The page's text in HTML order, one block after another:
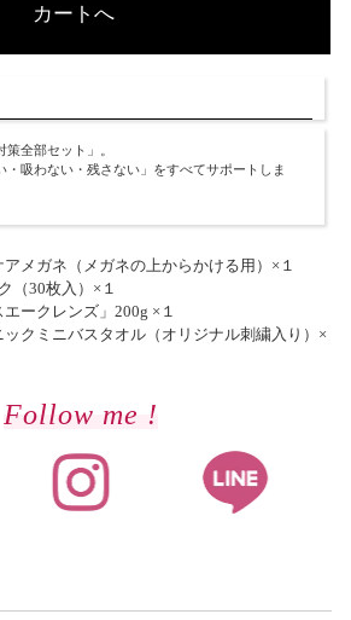
カートへ
全部セット」。
・吸わない・残さない」をすべてサポートしま
メガネ（メガネの上からかける用）×１
（30枚入）×１
ークレンズ」200g ×１
クミニバスタオル（オリジナル刺繍入り）×
Follow me !